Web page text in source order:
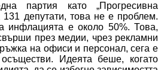
партия като „Прогресивна
депутати, това не е проблем.
инфлацията е около 50%. Това,
през медии, чрез рекламни
на офиси и персонал, сега е
Идеята беше, когато